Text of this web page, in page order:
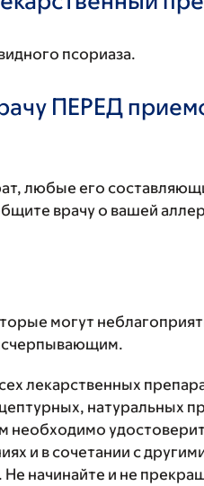
псориаза.
ПЕРЕД
любые его
врачу о вашей
могут
лекарственных
натуральных
необходимо
и в сочетании с
начинайте и не